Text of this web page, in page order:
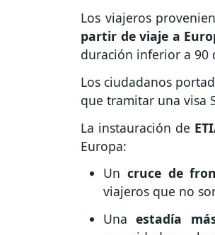
Los viajeros
partir de viaje a
duración inferior a 90
Los ciudadanos
que tramitar una visa
La instauración de
Europa:
Un cruce de
viajeros que no
Unaestadía